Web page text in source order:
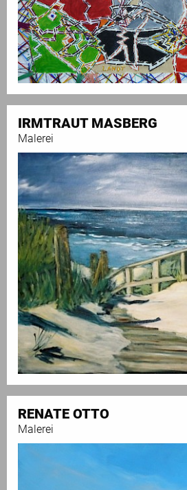
IRMTRAUT MASBERG
Malerei
RENATE OTTO
Malerei